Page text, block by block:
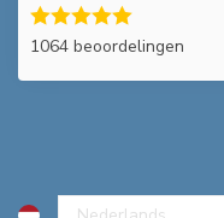
1064 beoordelingen